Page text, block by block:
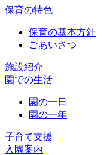
保育の特色
保育の基本方針
ごあいさつ
施設紹介
園での生活
園の一日
園の一年
子育て支援
入園案内